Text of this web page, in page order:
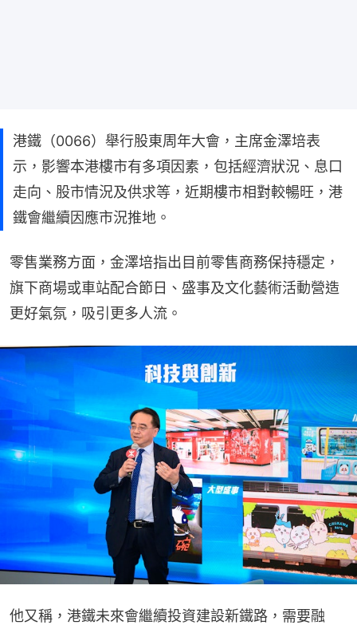
港鐵（0066）舉行股東周年大會，主席金澤培表
示，影響本港樓市有多項因素，包括經濟狀況、息口
走向、股市情況及供求等，近期樓市相對較暢旺，港
鐵會繼續因應市況推地。
零售業務方面，金澤培指出目前零售商務保持穩定，
旗下商場或車站配合節日、盛事及文化藝術活動營造
更好氣氛，吸引更多人流。
他又稱，港鐵未來會繼續投資建設新鐵路，需要融